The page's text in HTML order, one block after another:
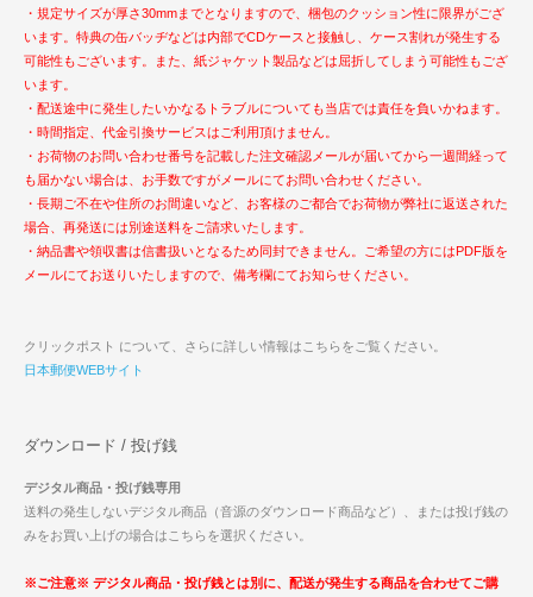
・規定サイズが厚さ30mmまでとなりますので、梱包のクッション性に限界がござ
います。特典の缶バッヂなどは内部でCDケースと接触し、ケース割れが発生する
可能性もございます。また、紙ジャケット製品などは屈折してしまう可能性もござ
います。
・配送途中に発生したいかなるトラブルについても当店では責任を負いかねます。
・時間指定、代金引換サービスはご利用頂けません。
・お荷物のお問い合わせ番号を記載した注文確認メールが届いてから一週間経って
も届かない場合は、お手数ですがメールにてお問い合わせください。
・長期ご不在や住所のお間違いなど、お客様のご都合でお荷物が弊社に返送された
場合、再発送には別途送料をご請求いたします。
・納品書や領収書は信書扱いとなるため同封できません。ご希望の方にはPDF版を
メールにてお送りいたしますので、備考欄にてお知らせください。
クリックポスト について、さらに詳しい情報はこちらをご覧ください。
日本郵便WEBサイト
ダウンロード / 投げ銭
デジタル商品・投げ銭専用
送料の発生しないデジタル商品（音源のダウンロード商品など）、または投げ銭の
みをお買い上げの場合はこちらを選択ください。
※ご注意※ デジタル商品・投げ銭とは別に、配送が発生する商品を合わせてご購